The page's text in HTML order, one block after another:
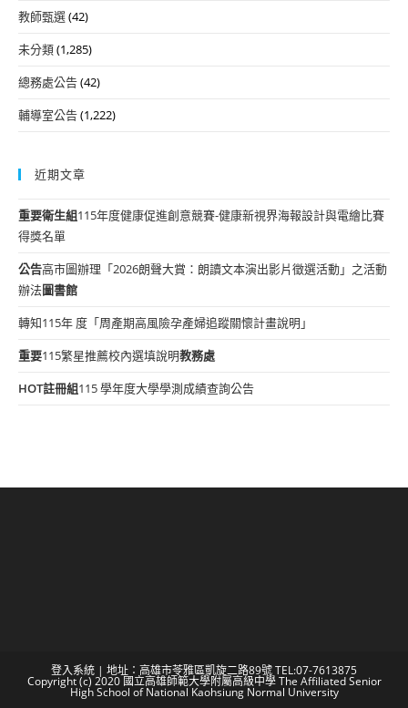
教師甄選(42)
未分類(1,285)
總務處公告(42)
輔導室公告(1,222)
近期文章
重要衛生組115年度健康促進創意競賽-健康新視界海報設計與電繪比賽
得獎名單
公告高市圖辦理「2026朗聲大賞：朗讀文本演出影片徵選活動」之活動
辦法圖書館
轉知115年 度「周產期高風險孕產婦追蹤關懷計畫說明」
重要115繁星推薦校內選填說明教務處
HOT註冊組115 學年度大學學測成績查詢公告
登入系統 | 地址：高雄市苓雅區凱旋二路89號 TEL:07-7613875
Copyright (c) 2020 國立高雄師範大學附屬高級中學 The Affiliated Senior
High School of National Kaohsiung Normal University